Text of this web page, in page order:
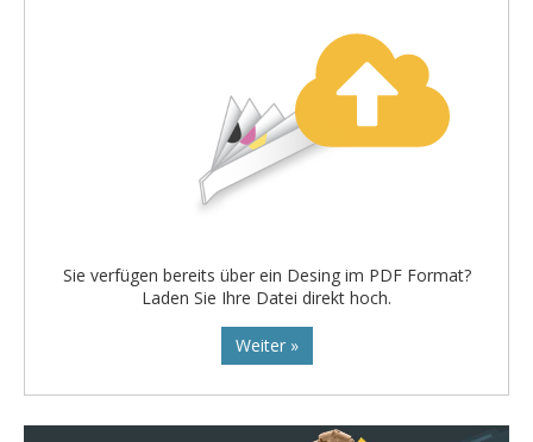
Sie verfügen bereits über ein Desing im PDF Format?
Laden Sie Ihre Datei direkt hoch.
Weiter »